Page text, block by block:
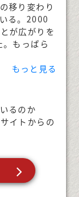
移り変わり
る。2000
が広がりを
もっぱら
もっと見る
るのか
イトからの